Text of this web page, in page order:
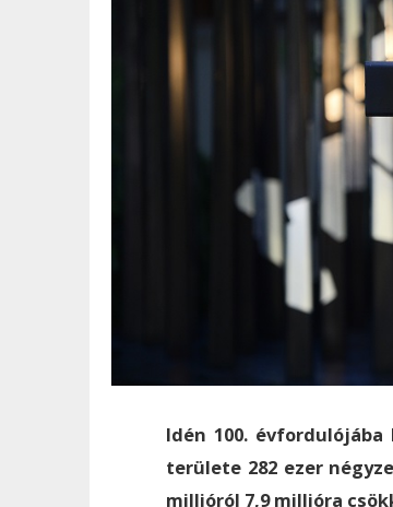
Idén 100.
területe 282 ezer
millióról 7,9 millióra